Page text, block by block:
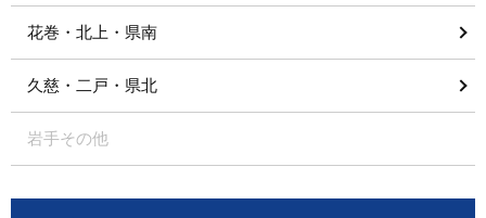
花巻・北上・県南
久慈・二戸・県北
岩手その他